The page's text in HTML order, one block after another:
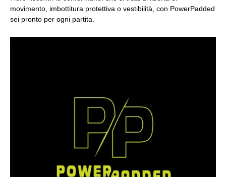
movimento, imbottitura protettiva o vestibilità, con PowerPadded
sei pronto per ogni partita.